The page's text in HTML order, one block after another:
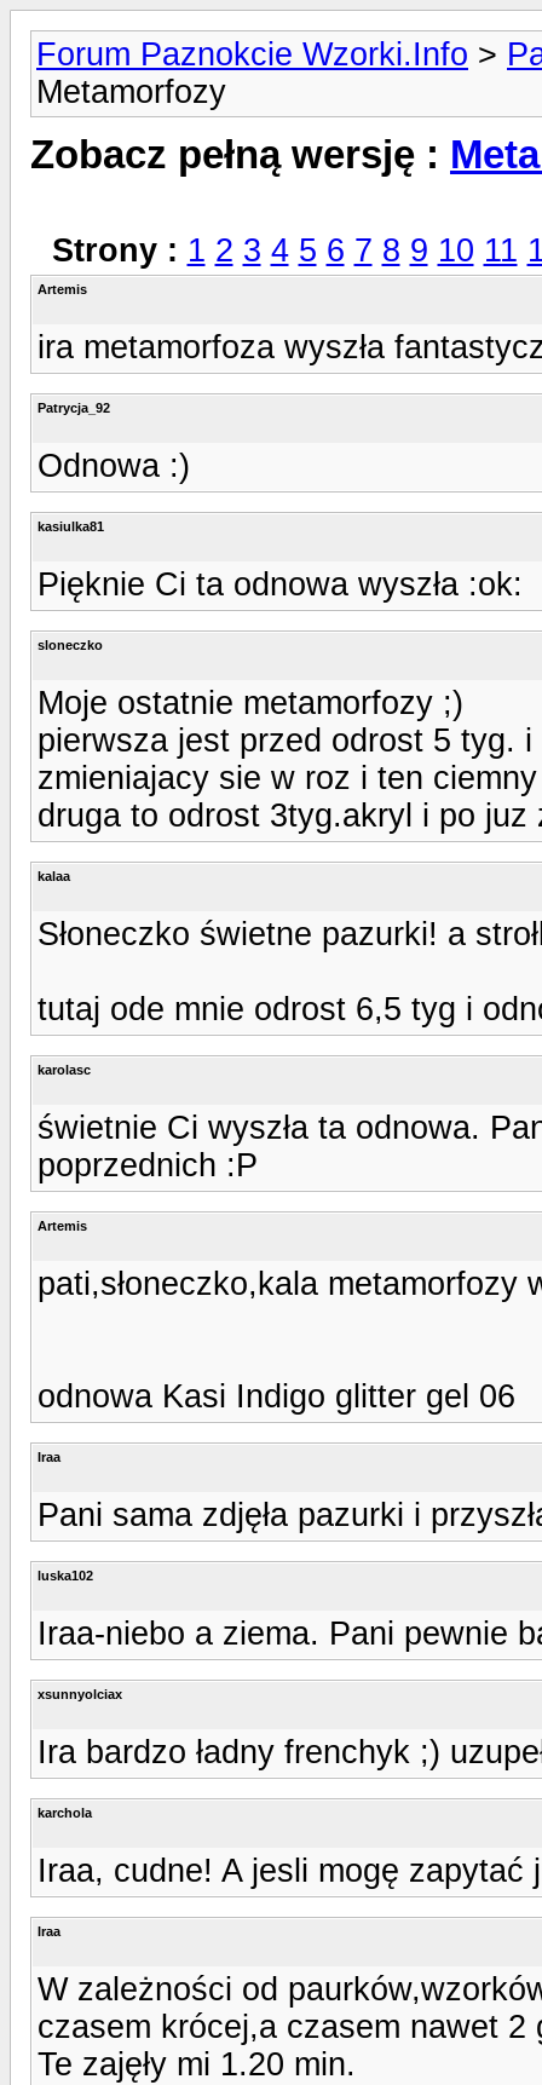
Forum Paznokcie Wzorki.Info >
Metamorfozy
Zobacz pełną wersję :
Strony : 1 2 3 4 5 6 7 8 9 10 11
Artemis
ira metamorfoza wyszła
Patrycja_92
Odnowa :)
kasiulka81
Pięknie Ci ta odnowa wyszła :ok:
sloneczko
Moje ostatnie metamorfozy ;)
pierwsza jest przed odrost 5 tyg.
zmieniajacy sie w roz i ten
druga to odrost 3tyg.akryl i po juz
kalaa
Słoneczko świetne pazurki! a
tutaj ode mnie odrost 6,5 tyg i
karolasc
świetnie Ci wyszła ta odnowa.
poprzednich :P
Artemis
pati,słoneczko,kala metamorfozy
odnowa Kasi Indigo glitter gel 06
Iraa
Pani sama zdjęła pazurki i
luska102
Iraa-niebo a ziema. Pani pewnie
xsunnyolciax
Ira bardzo ładny frenchyk ;)
karchola
Iraa, cudne! A jesli mogę
Iraa
W zależności od
czasem krócej,a czasem nawet 2
Te zajęły mi 1.20 min.